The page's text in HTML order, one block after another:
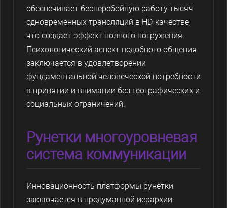
обеспечивает бесперебойную работу тысяч
одновременных трансляций в HD-качестве,
что создает эффект полного погружения.
Психологический аспект подобного общения
заключается в удовлетворении
фундаментальной человеческой потребности
в принятии и внимании без географических и
социальных ограничений.
Рунетки многоуровневая
система коммуникации
Инновационность платформы рунетки
заключается в продуманной иерархии